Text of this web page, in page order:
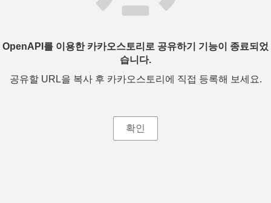
OpenAPI를 이용한 카카오스토리로 공유하기 기능이 종료되었
습니다.
공유할 URL을 복사 후 카카오스토리에 직접 등록해 보세요.
확인